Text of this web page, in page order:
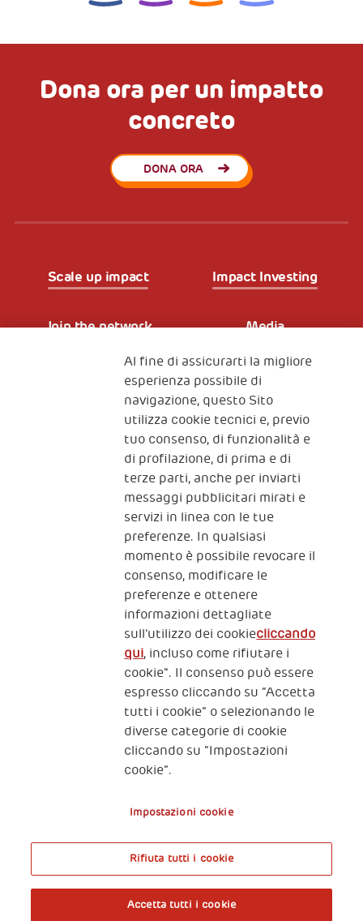
Dona ora per un impatto
concreto
DONA ORA
Scale up impact Impact Investing
Join the network Media
Iscriviti alla newsletter
Fondazione
The Human Safety Net
CONTATTACI
2, Piazza Duca degli Abruzzi 34132
Trieste Italy
Fiscal code (Italy) 90017740326
VAT code 01372940328
Privacy & GDPR Policy cookies
A World of Potential
Prenota l’ingresso libero alla mostra
Al fine di assicurarti la migliore
esperienza possibile di
navigazione, questo Sito
utilizza cookie tecnici e, previo
tuo consenso, di funzionalità e
di profilazione, di prima e di
terze parti, anche per inviarti
messaggi pubblicitari mirati e
servizi in linea con le tue
preferenze. In qualsiasi
momento è possibile revocare il
consenso, modificare le
preferenze e ottenere
informazioni dettagliate
sull’utilizzo dei cookiecliccando
qui, incluso come rifiutare i
cookie". Il consenso può essere
espresso cliccando su “Accetta
tutti i cookie” o selezionando le
diverse categorie di cookie
cliccando su “Impostazioni
cookie”.
Impostazioni cookie
Rifiuta tutti i cookie
Accetta tutti i cookie